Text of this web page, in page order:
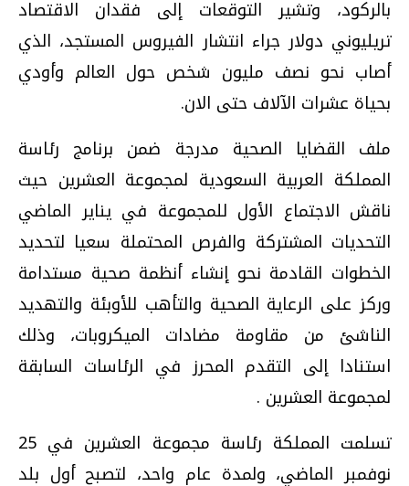
بالركود، وتشير التوقعات إلى فقدان الاقتصاد
تريليوني دولار جراء انتشار الفيروس المستجد، الذي
أصاب نحو نصف مليون شخص حول العالم وأودي
بحياة عشرات الآلاف حتى الان.
ملف القضايا الصحية مدرجة ضمن برنامج رئاسة
المملكة العربية السعودية لمجموعة العشرين حيث
ناقش الاجتماع الأول للمجموعة في يناير الماضي
التحديات المشتركة والفرص المحتملة سعيا لتحديد
الخطوات القادمة نحو إنشاء أنظمة صحية مستدامة
وركز على الرعاية الصحية والتأهب للأوبئة والتهديد
الناشئ من مقاومة مضادات الميكروبات، وذلك
استنادا إلى التقدم المحرز في الرئاسات السابقة
لمجموعة العشرين .
تسلمت المملكة رئاسة مجموعة العشرين في 25
نوفمبر الماضي، ولمدة عام واحد، لتصبح أول بلد